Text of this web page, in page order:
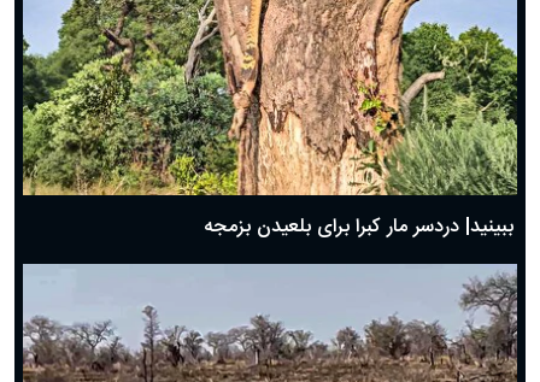
ببینید| دردسر مار کبرا برای بلعیدن بزمجه